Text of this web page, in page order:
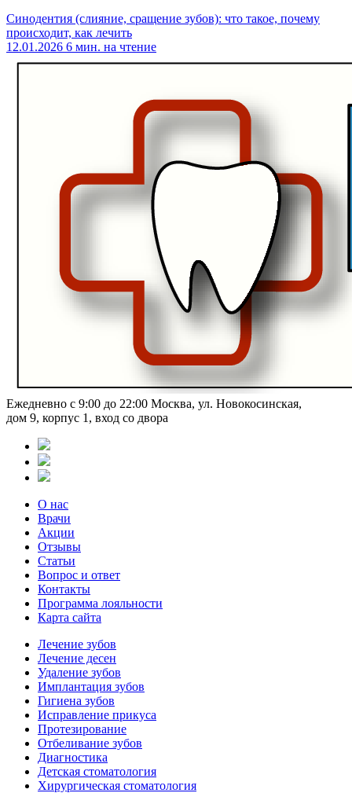
Синодентия (слияние, сращение зубов): что такое, почему
происходит, как лечить
12.01.2026 6 мин. на чтение
Ежедневно с 9:00 до 22:00 Москва, ул. Новокосинская,
дом 9, корпус 1, вход со двора
О нас
Врачи
Акции
Отзывы
Статьи
Вопрос и ответ
Контакты
Программа лояльности
Карта сайта
Лечение зубов
Лечение десен
Удаление зубов
Имплантация зубов
Гигиена зубов
Исправление прикуса
Протезирование
Отбеливание зубов
Диагностика
Детская стоматология
Хирургическая стоматология